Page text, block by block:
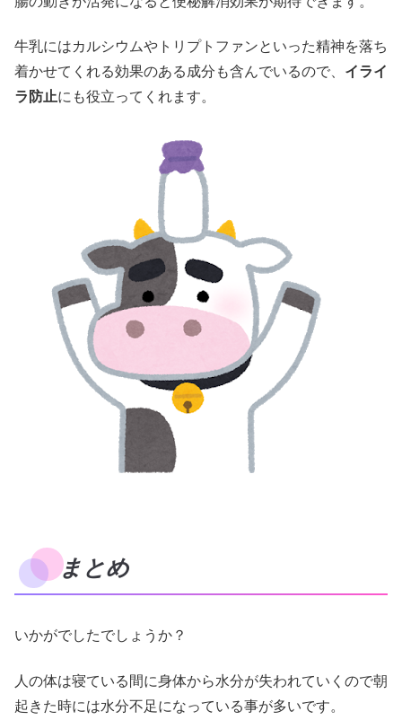
牛乳にはカルシウムやトリプトファンといった精神を落ち
着かせてくれる効果のある成分も含んでいるので、 イライ
ラ防止にも役立ってくれます。
まとめ
いかがでしたでしょうか？
人の体は寝ている間に身体から水分が失われていくので朝
起きた時には水分不足になっている事が多いです。